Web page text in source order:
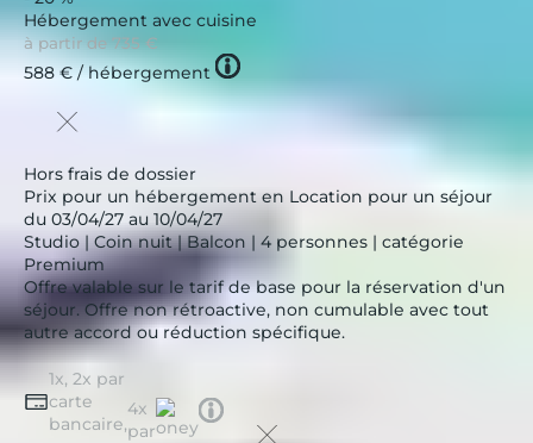
Hébergement avec cuisine
à partir de 735 €
588 €/ hébergement Tooltip
icon
Hors frais de dossier
Prix pour un hébergement en Location pour un séjour
du 03/04/27 au 10/04/27
Studio | Coin nuit | Balcon | 4 personnes | catégorie
Premium
Offre valable sur le tarif de base pour la réservation d'un
séjour. Offre non rétroactive, non cumulable avec tout
autre accord ou réduction spécifique.
1x, 2x par
carte
bancaire,
4x
par
Tooltip
icon